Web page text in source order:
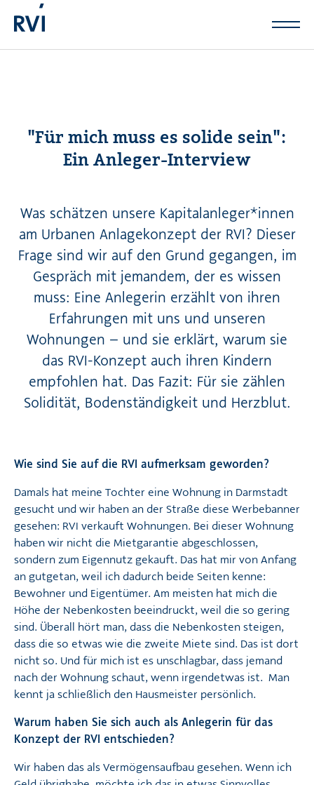
"Für mich muss es solide sein":
Ein Anleger-Interview
Was schätzen unsere Kapitalanleger*innen
am Urbanen Anlagekonzept der RVI? Dieser
Frage sind wir auf den Grund gegangen, im
Gespräch mit jemandem, der es wissen
muss: Eine Anlegerin erzählt von ihren
Erfahrungen mit uns und unseren
Wohnungen – und sie erklärt, warum sie
das RVI-Konzept auch ihren Kindern
empfohlen hat. Das Fazit: Für sie zählen
Solidität, Bodenständigkeit und Herzblut.
Wie sind Sie auf die RVI aufmerksam geworden?
Damals hat meine Tochter eine Wohnung in Darmstadt
gesucht und wir haben an der Straße diese Werbebanner
gesehen: RVI verkauft Wohnungen. Bei dieser Wohnung
haben wir nicht die Mietgarantie abgeschlossen,
sondern zum Eigennutz gekauft. Das hat mir von Anfang
an gutgetan, weil ich dadurch beide Seiten kenne:
Bewohner und Eigentümer. Am meisten hat mich die
Höhe der Nebenkosten beeindruckt, weil die so gering
sind. Überall hört man, dass die Nebenkosten steigen,
dass die so etwas wie die zweite Miete sind. Das ist dort
nicht so. Und für mich ist es unschlagbar, dass jemand
nach der Wohnung schaut, wenn irgendetwas ist. Man
kennt ja schließlich den Hausmeister persönlich.
Warum haben Sie sich auch als Anlegerin für das
Konzept der RVI entschieden?
Wir haben das als Vermögensaufbau gesehen. Wenn ich